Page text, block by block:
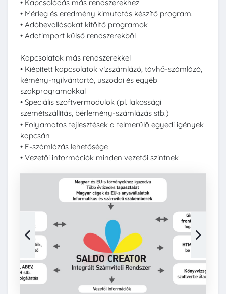
• Kapcsolódás más rendszerekhez
• Mérleg és eredmény kimutatás készítő program.
• Adóbevallásokat kitöltő programok
• Adatimport külső rendszerekből
Kapcsolatok más rendszerekkel
• Kiépített kapcsolatok vízszámlázó, távhő-számlázó,
kémény-nyilvántartó, uszodai és egyéb
szakprogramokkal
• Speciális szoftvermodulok (pl. lakossági
szemétszállítás, bérlemény-számlázás stb.)
• Folyamatos fejlesztések a felmerülő egyedi igények
kapcsán
• E-számlázás lehetősége
• Vezetői információk minden vezetői szintnek